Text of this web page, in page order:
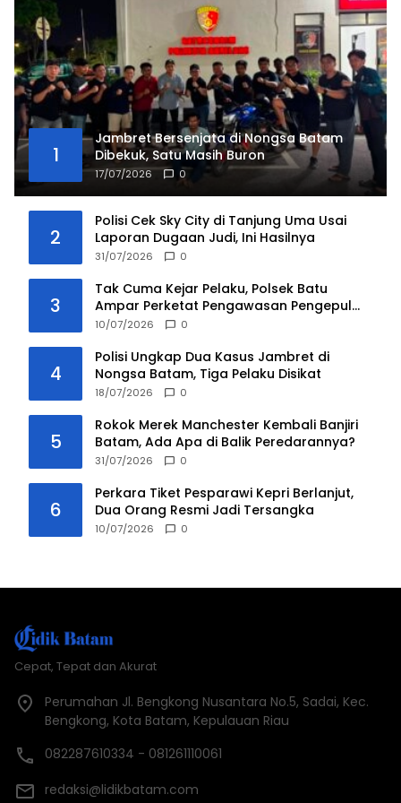
1
Jambret Bersenjata di Nongsa Batam
Dibekuk, Satu Masih Buron
17/07/2026 0
2
Polisi Cek Sky City di Tanjung Uma Usai
Laporan Dugaan Judi, Ini Hasilnya
31/07/2026 0
3
Tak Cuma Kejar Pelaku, Polsek Batu
Ampar Perketat Pengawasan Pengepul
Barang Bekas
10/07/2026 0
4
Polisi Ungkap Dua Kasus Jambret di
Nongsa Batam, Tiga Pelaku Disikat
18/07/2026 0
5
Rokok Merek Manchester Kembali Banjiri
Batam, Ada Apa di Balik Peredarannya?
31/07/2026 0
6
Perkara Tiket Pesparawi Kepri Berlanjut,
Dua Orang Resmi Jadi Tersangka
10/07/2026 0
Cepat, Tepat dan Akurat
Perumahan Jl. Bengkong Nusantara No.5, Sadai, Kec.
Bengkong, Kota Batam, Kepulauan Riau
082287610334 - 081261110061
redaksi@lidikbatam.com